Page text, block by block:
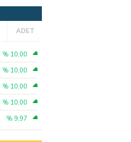
ADET
% 10,00
% 10,00
% 10,00
% 10,00
% 9,97